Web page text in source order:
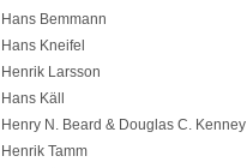
Hans Bemmann
Hans Kneifel
Henrik Larsson
Hans Käll
Henry N. Beard & Douglas C. Kenney
Henrik Tamm